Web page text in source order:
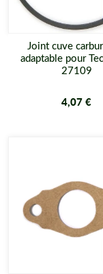
Joint cuve
adaptable pour
27109
4,07 €